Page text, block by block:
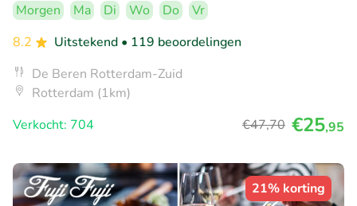
Morgen Ma Di Wo Do
Vr
8.2
Uitstekend • 119 beoordelingen
De Beren Rotterdam-Zuid
Rotterdam (1km)
Verkocht: 704
€47,70 €25,95
21% korting